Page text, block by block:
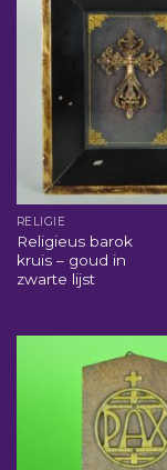
RELIGIE
Religieus barok
kruis – goud in
zwarte lijst